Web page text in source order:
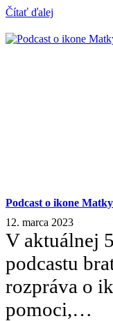
Čítať ďalej
Podcast o ikone
12. marca 2023
V aktuálnej
podcastu
rozpráva o
pomoci,…